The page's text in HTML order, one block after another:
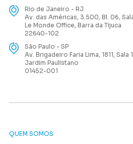
Rio de Janeiro - RJ
Av. das Américas, 3.500, Bl. 06,
Le Monde Office, Barra da Tijuca
22640-102
São Paulo - SP
Av. Brigadeiro Faria Lima, 1811, Sala
Jardim Paulistano
01452-001
QUEM SOMOS